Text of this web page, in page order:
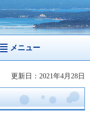
メニュー
更新日：2021年4月28日